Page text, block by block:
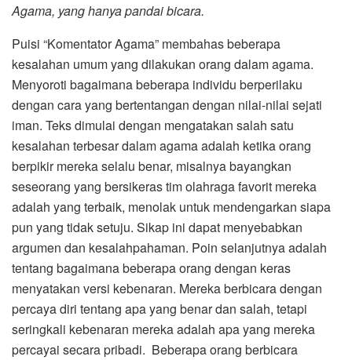
Agama, yang hanya pandai bicara.
Puisi “Komentator Agama” membahas beberapa
kesalahan umum yang dilakukan orang dalam agama.
Menyoroti bagaimana beberapa individu berperilaku
dengan cara yang bertentangan dengan nilai-nilai sejati
iman. Teks dimulai dengan mengatakan salah satu
kesalahan terbesar dalam agama adalah ketika orang
berpikir mereka selalu benar, misalnya bayangkan
seseorang yang bersikeras tim olahraga favorit mereka
adalah yang terbaik, menolak untuk mendengarkan siapa
pun yang tidak setuju. Sikap ini dapat menyebabkan
argumen dan kesalahpahaman. Poin selanjutnya adalah
tentang bagaimana beberapa orang dengan keras
menyatakan versi kebenaran. Mereka berbicara dengan
percaya diri tentang apa yang benar dan salah, tetapi
seringkali kebenaran mereka adalah apa yang mereka
percayai secara pribadi. Beberapa orang berbicara